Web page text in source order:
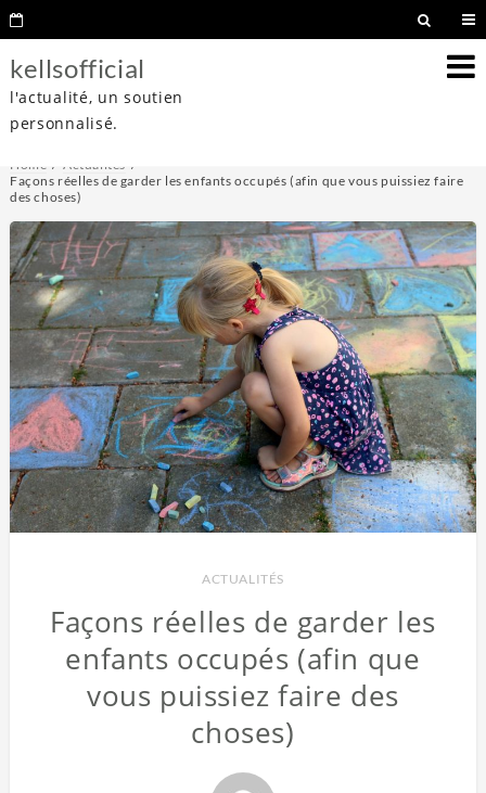
kellsofficial
l'actualité, un soutien
personnalisé.
Home
Actualités
Façons réelles de garder les enfants occupés (afin que vous puissiez faire
des choses)
ACTUALITÉS
Façons réelles de garder les
enfants occupés (afin que
vous puissiez faire des
choses)